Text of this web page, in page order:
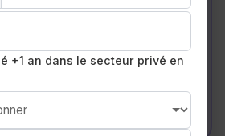
🦴
Os
+1 an dans le secteur privé en